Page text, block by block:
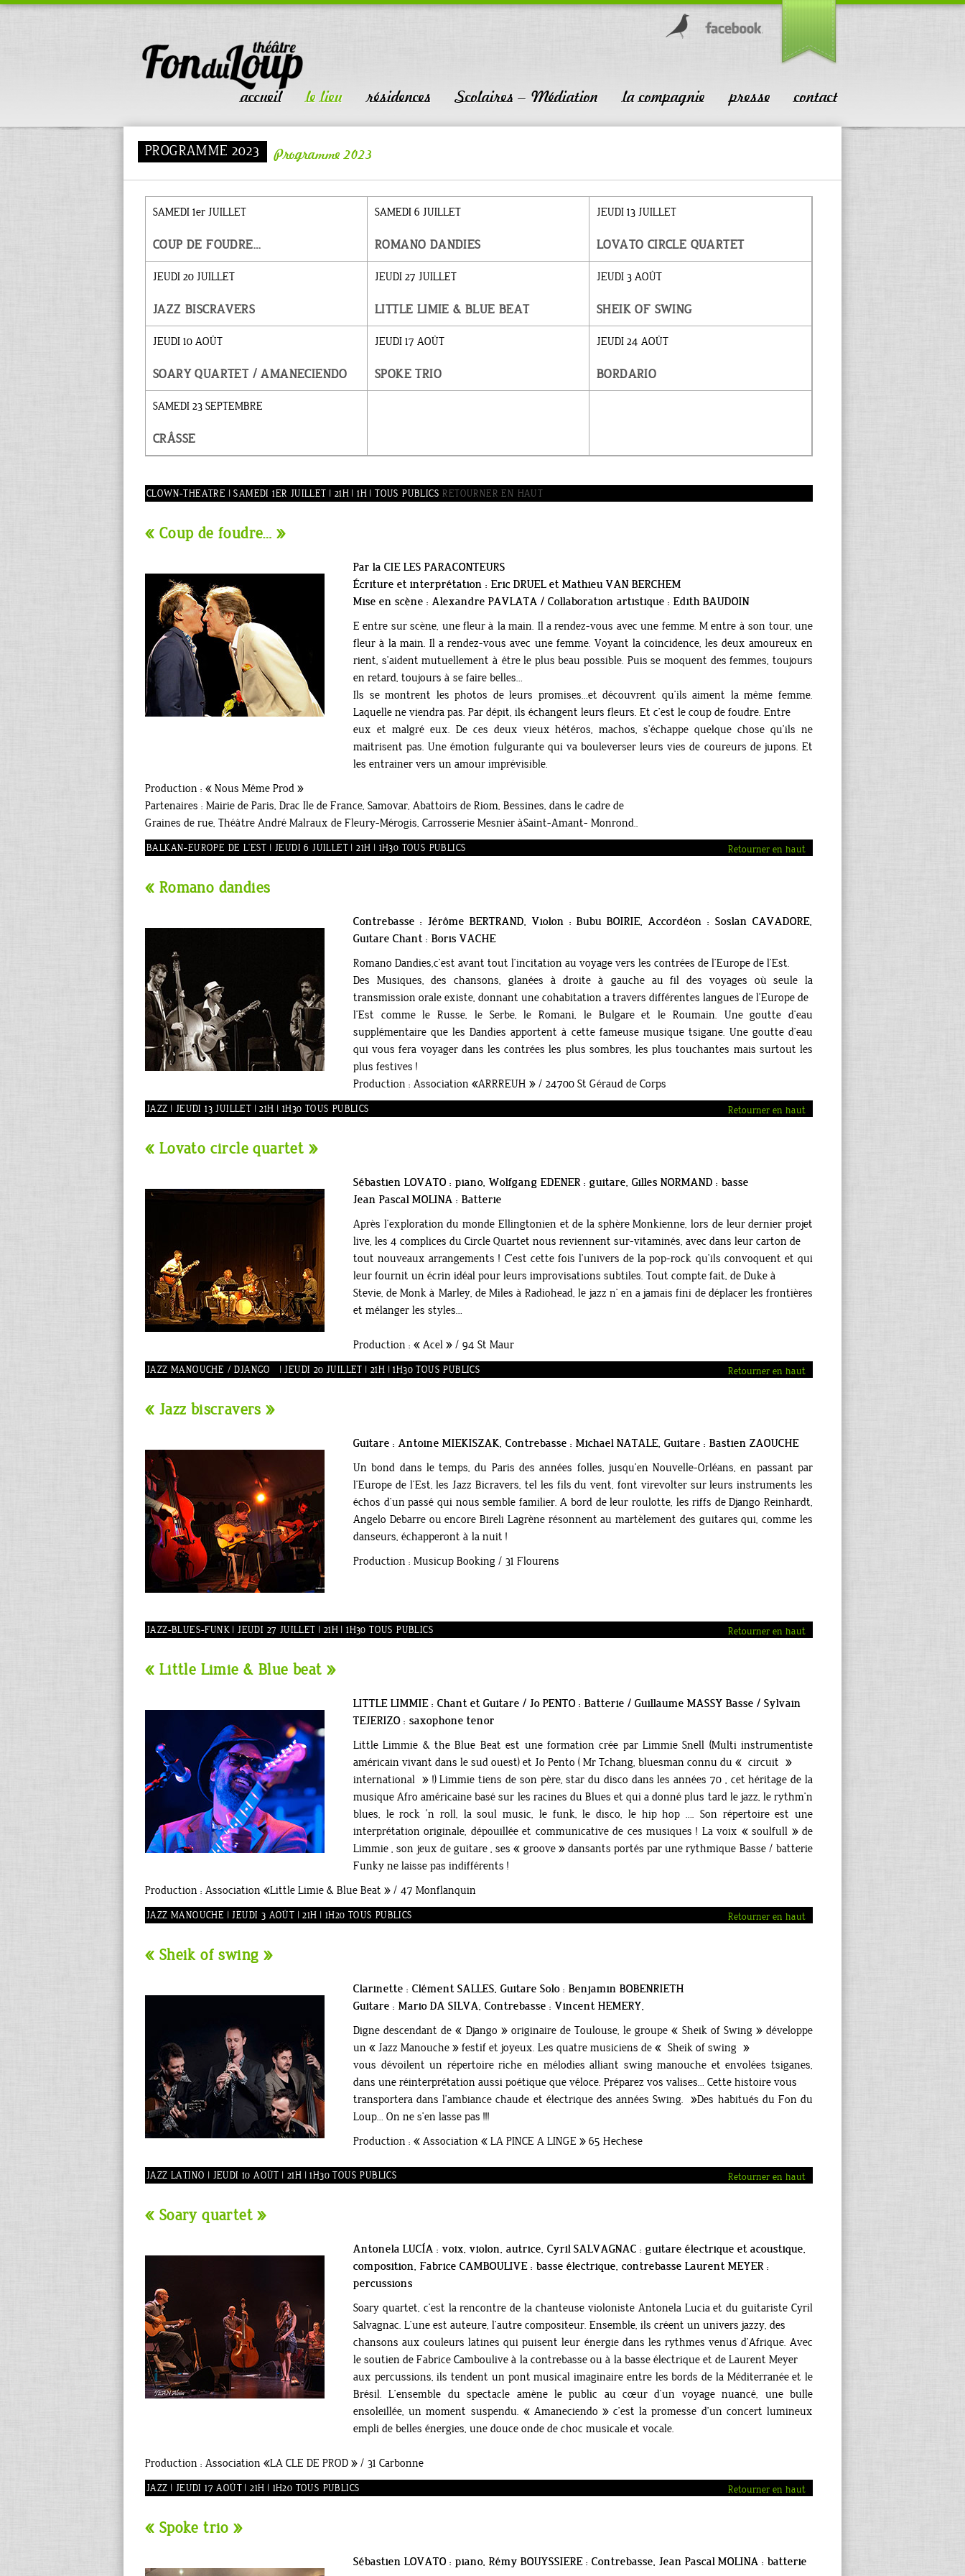
accueil le lieu résidences Scolaires – Médiation la compagnie presse contact
PROGRAMME 2023 Programme 2023
SAMEDI 1er JUILLET
COUP DE FOUDRE…
SAMEDI 6 JUILLET
ROMANO DANDIES
JEUDI 13 JUILLET
LOVATO CIRCLE QUARTET
JEUDI 20 JUILLET
JAZZ BISCRAVERS
JEUDI 27 JUILLET
LITTLE LIMIE & BLUE BEAT
JEUDI 3 AOÛT
SHEIK OF SWING
JEUDI 10 AOÛT
SOARY QUARTET / AMANECIENDO
JEUDI 17 AOÛT
SPOKE TRIO
JEUDI 24 AOÛT
BORDARIO
SAMEDI 23 SEPTEMBRE
CRÂSSE
CLOWN-THEATRE | SAMEDI 1ER JUILLET | 21H | 1H | TOUS PUBLICSRETOURNER EN HAUT
« Coup de foudre… »
Par la CIE LES PARACONTEURS
Écriture et interprétation : Eric DRUEL et Mathieu VAN BERCHEM
Mise en scène : Alexandre PAVLATA / Collaboration artistique : Edith BAUDOIN
E entre sur scène, une fleur à la main. Il a rendez-vous avec une femme. M entre à son tour, une
fleur à la main. Il a rendez-vous avec une femme. Voyant la coïncidence, les deux amoureux en
rient, s’aident mutuellement à être le plus beau possible. Puis se moquent des femmes, toujours
en retard, toujours à se faire belles…
Ils se montrent les photos de leurs promises…et découvrent qu’ils aiment la même femme.
Laquelle ne viendra pas. Par dépit, ils échangent leurs fleurs. Et c’est le coup de foudre. Entre
eux et malgré eux. De ces deux vieux hétéros, machos, s’échappe quelque chose qu’ils ne
maitrisent pas. Une émotion fulgurante qui va bouleverser leurs vies de coureurs de jupons. Et
les entrainer vers un amour imprévisible.
Production : « Nous Même Prod »
Partenaires : Mairie de Paris, Drac Ile de France, Samovar, Abattoirs de Riom, Bessines, dans le cadre de
Graines de rue, Théâtre André Malraux de Fleury-Mérogis, Carrosserie Mesnier àSaint-Amant- Monrond..
BALKAN-EUROPE DE L’EST | JEUDI 6 JUILLET | 21H | 1H30 TOUS PUBLICS Retourner en haut
« Romano dandies
Contrebasse : Jérôme BERTRAND, Violon : Bubu BOIRIE, Accordéon : Soslan CAVADORE,
Guitare Chant : Boris VACHE
Romano Dandies,c’est avant tout l’incitation au voyage vers les contrées de l’Europe de l’Est.
Des Musiques, des chansons, glanées à droite à gauche au fil des voyages où seule la
transmission orale existe, donnant une cohabitation a travers différentes langues de l’Europe de
l’Est comme le Russe, le Serbe, le Romani, le Bulgare et le Roumain. Une goutte d’eau
supplémentaire que les Dandies apportent à cette fameuse musique tsigane. Une goutte d’eau
qui vous fera voyager dans les contrées les plus sombres, les plus touchantes mais surtout les
plus festives !
Production : Association «ARRREUH » / 24700 St Géraud de Corps
JAZZ | JEUDI 13 JUILLET | 21H | 1H30 TOUS PUBLICS Retourner en haut
« Lovato circle quartet »
Sébastien LOVATO : piano, Wolfgang EDENER : guitare, Gilles NORMAND : basse
Jean Pascal MOLINA : Batterie
Après l’exploration du monde Ellingtonien et de la sphère Monkienne, lors de leur dernier projet
live, les 4 complices du Circle Quartet nous reviennent sur-vitaminés, avec dans leur carton de
tout nouveaux arrangements ! C’est cette fois l’univers de la pop-rock qu’ils convoquent et qui
leur fournit un écrin idéal pour leurs improvisations subtiles. Tout compte fait, de Duke à
Stevie, de Monk à Marley, de Miles à Radiohead, le jazz n’ en a jamais fini de déplacer les frontières
et mélanger les styles…
Production : « Acel » / 94 St Maur
JAZZ MANOUCHE / DJANGO | JEUDI 20 JUILLET | 21H | 1H30 TOUS PUBLICS Retourner en haut
« Jazz biscravers »
Guitare : Antoine MIEKISZAK, Contrebasse : Michael NATALE, Guitare : Bastien ZAOUCHE
Un bond dans le temps, du Paris des années folles, jusqu’en Nouvelle-Orléans, en passant par
l’Europe de l’Est, les Jazz Bicravers, tel les fils du vent, font virevolter sur leurs instruments les
échos d’un passé qui nous semble familier. A bord de leur roulotte, les riffs de Django Reinhardt,
Angelo Debarre ou encore Bireli Lagrène résonnent au martèlement des guitares qui, comme les
danseurs, échapperont à la nuit !
Production : Musicup Booking / 31 Flourens
JAZZ-BLUES-FUNK | JEUDI 27 JUILLET | 21H | 1H30 TOUS PUBLICS Retourner en haut
« Little Limie & Blue beat »
LITTLE LIMMIE : Chant et Guitare / Jo PENTO : Batterie / Guillaume MASSY Basse / Sylvain
TEJERIZO : saxophone tenor
Little Limmie & the Blue Beat est une formation crée par Limmie Snell (Multi instrumentiste
américain vivant dans le sud ouest) et Jo Pento ( Mr Tchang, bluesman connu du « circuit »
international » !) Limmie tiens de son père, star du disco dans les années 70 , cet héritage de la
musique Afro américaine basé sur les racines du Blues et qui a donné plus tard le jazz, le rythm’n
blues, le rock ‘n roll, la soul music, le funk, le disco, le hip hop …. Son répertoire est une
interprétation originale, dépouillée et communicative de ces musiques ! La voix « soulfull » de
Limmie , son jeux de guitare , ses « groove » dansants portés par une rythmique Basse / batterie
Funky ne laisse pas indifférents !
Production : Association «Little Limie & Blue Beat » / 47 Monflanquin
JAZZ MANOUCHE | JEUDI 3 AOÛT | 21H | 1H20 TOUS PUBLICS Retourner en haut
« Sheik of swing »
Clarinette : Clément SALLES, Guitare Solo : Benjamin BOBENRIETH
Guitare : Mario DA SILVA, Contrebasse : Vincent HEMERY,
Digne descendant de « Django » originaire de Toulouse, le groupe « Sheik of Swing » développe
un « Jazz Manouche » festif et joyeux. Les quatre musiciens de « Sheik of swing »
vous dévoilent un répertoire riche en mélodies alliant swing manouche et envolées tsiganes,
dans une réinterprétation aussi poétique que véloce. Préparez vos valises… Cette histoire vous
transportera dans l’ambiance chaude et électrique des années Swing. »Des habitués du Fon du
Loup… On ne s’en lasse pas !!!
Production : « Association « LA PINCE A LINGE » 65 Hechese
JAZZ LATINO | JEUDI 10 AOÛT | 21H | 1H30 TOUS PUBLICS Retourner en haut
« Soary quartet »
Antonela LUCÍA : voix, violon, autrice, Cyril SALVAGNAC : guitare électrique et acoustique,
composition, Fabrice CAMBOULIVE : basse électrique, contrebasse Laurent MEYER :
percussions
Soary quartet, c’est la rencontre de la chanteuse violoniste Antonela Lucia et du guitariste Cyril
Salvagnac. L’une est auteure, l’autre compositeur. Ensemble, ils créent un univers jazzy, des
chansons aux couleurs latines qui puisent leur énergie dans les rythmes venus d’Afrique. Avec
le soutien de Fabrice Camboulive à la contrebasse ou à la basse électrique et de Laurent Meyer
aux percussions, ils tendent un pont musical imaginaire entre les bords de la Méditerranée et le
Brésil. L’ensemble du spectacle amène le public au cœur d’un voyage nuancé, une bulle
ensoleillée, un moment suspendu. « Amaneciendo » c’est la promesse d’un concert lumineux
empli de belles énergies, une douce onde de choc musicale et vocale.
Production : Association «LA CLE DE PROD » / 31 Carbonne
JAZZ | JEUDI 17 AOÛT | 21H | 1H20 TOUS PUBLICS Retourner en haut
« Spoke trio »
Sébastien LOVATO : piano, Rémy BOUYSSIERE : Contrebasse, Jean Pascal MOLINA : batterie